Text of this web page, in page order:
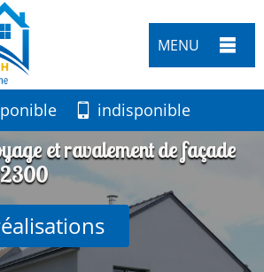
MENU
indisponible
et ravalement de façade